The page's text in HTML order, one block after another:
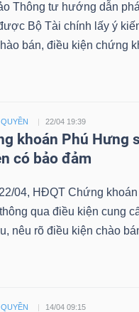
Thông tư hướng dẫn
Bộ Tài chính lấy ý
bán, điều kiện chứng
22/04 19:39
khoán Phú Hưng
có bảo đảm
04, HĐQT Chứng
qua điều kiện cung
nêu rõ điều kiện chào
14/04 09:15